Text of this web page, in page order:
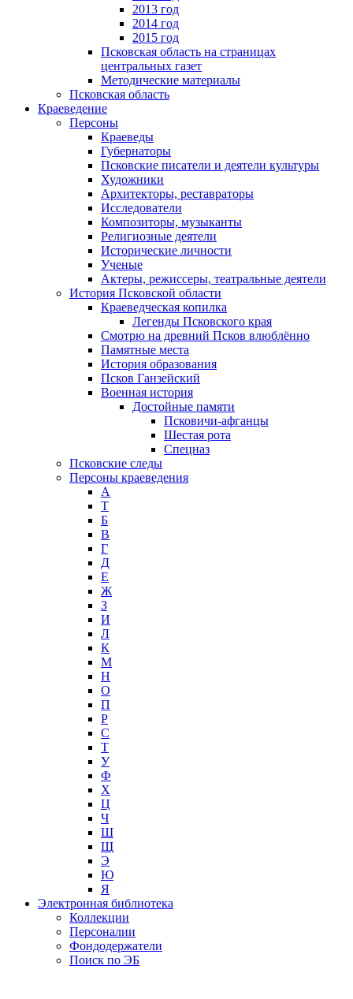
2013 год
2014 год
2015 год
Псковская область на страницах
центральных газет
Методические материалы
Псковская область
Краеведение
Персоны
Краеведы
Губернаторы
Псковские писатели и деятели культуры
Художники
Архитекторы, реставраторы
Исследователи
Композиторы, музыканты
Религиозные деятели
Исторические личности
Ученые
Актеры, режиссеры, театральные деятели
История Псковской области
Краеведческая копилка
Легенды Псковского края
Смотрю на древний Псков влюблённо
Памятные места
История образования
Псков Ганзейский
Военная история
Достойные памяти
Псковичи-афганцы
Шестая рота
Спецназ
Псковские следы
Персоны краеведения
А
T
Б
В
Г
Д
Е
Ж
З
И
Л
К
М
Н
О
П
Р
С
Т
У
Ф
Х
Ц
Ч
Ш
Щ
Э
Ю
Я
Электронная библиотека
Коллекции
Персоналии
Фондодержатели
Поиск по ЭБ